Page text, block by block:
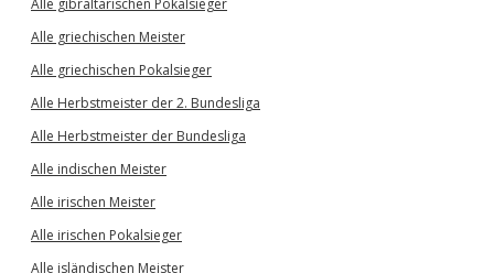
Alle gibraltarischen Pokalsieger
Alle griechischen Meister
Alle griechischen Pokalsieger
Alle Herbstmeister der 2. Bundesliga
Alle Herbstmeister der Bundesliga
Alle indischen Meister
Alle irischen Meister
Alle irischen Pokalsieger
Alle isländischen Meister